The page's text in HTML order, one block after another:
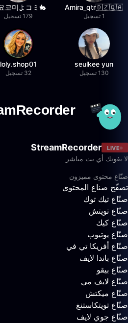
Amira_qtr🇩🇿🇶🇦
1 تسجيل
🐇요코미よコミ🐿
179 تسجيل
seulkee yun
130 تسجيل
loly.shop01
32 تسجيل
LIVE
StreamRecorder
لا يفوتك أي بث مباشر
صنّاع محتوى مميزون
تصفّح صناع المحتوى
صنّاع تيك توك
صنّاع تويتش
صنّاع كيك
صنّاع يوتيوب
صنّاع أفريكا تي في
صنّاع باندا لايف
صنّاع بيقو
صنّاع لايف مي
صنّاع ميكتش
صنّاع تويتكاستنغ
صنّاع جوي لايف